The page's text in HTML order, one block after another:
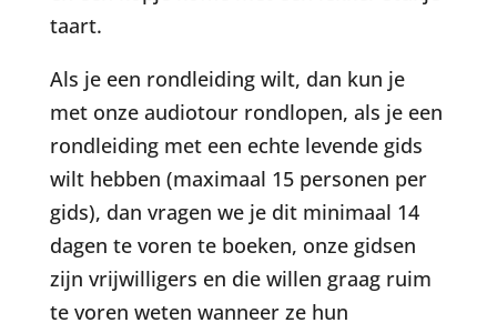
taart.
Als je een rondleiding wilt, dan kun je
met onze audiotour rondlopen, als je een
rondleiding met een echte levende gids
wilt hebben (maximaal 15 personen per
gids), dan vragen we je dit minimaal 14
dagen te voren te boeken, onze gidsen
zijn vrijwilligers en die willen graag ruim
te voren weten wanneer ze hun